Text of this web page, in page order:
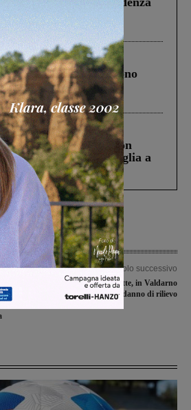
d’Italia: “Un
Governo”
in A1 in cui morirono
Lo schianto, il
ai sorpassi fra tir....
struttura di Castiglion
che aveva ucciso la figlia a
Articolo successivo
Temporali nella notte, in Valdarno
nessun danno di rilievo